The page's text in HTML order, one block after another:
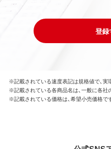
登録
※記載されている速度表記は規格値で、実
※記載されている各商品名は、一般に各社
※記載されている価格は、希望小売価格で